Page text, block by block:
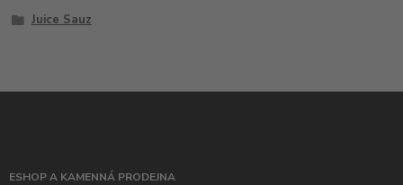
Juice Sauz
ESHOP A KAMENNÁ PRODEJNA